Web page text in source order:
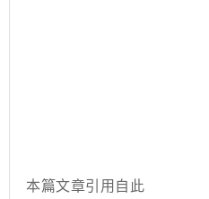
本篇文章引用自此